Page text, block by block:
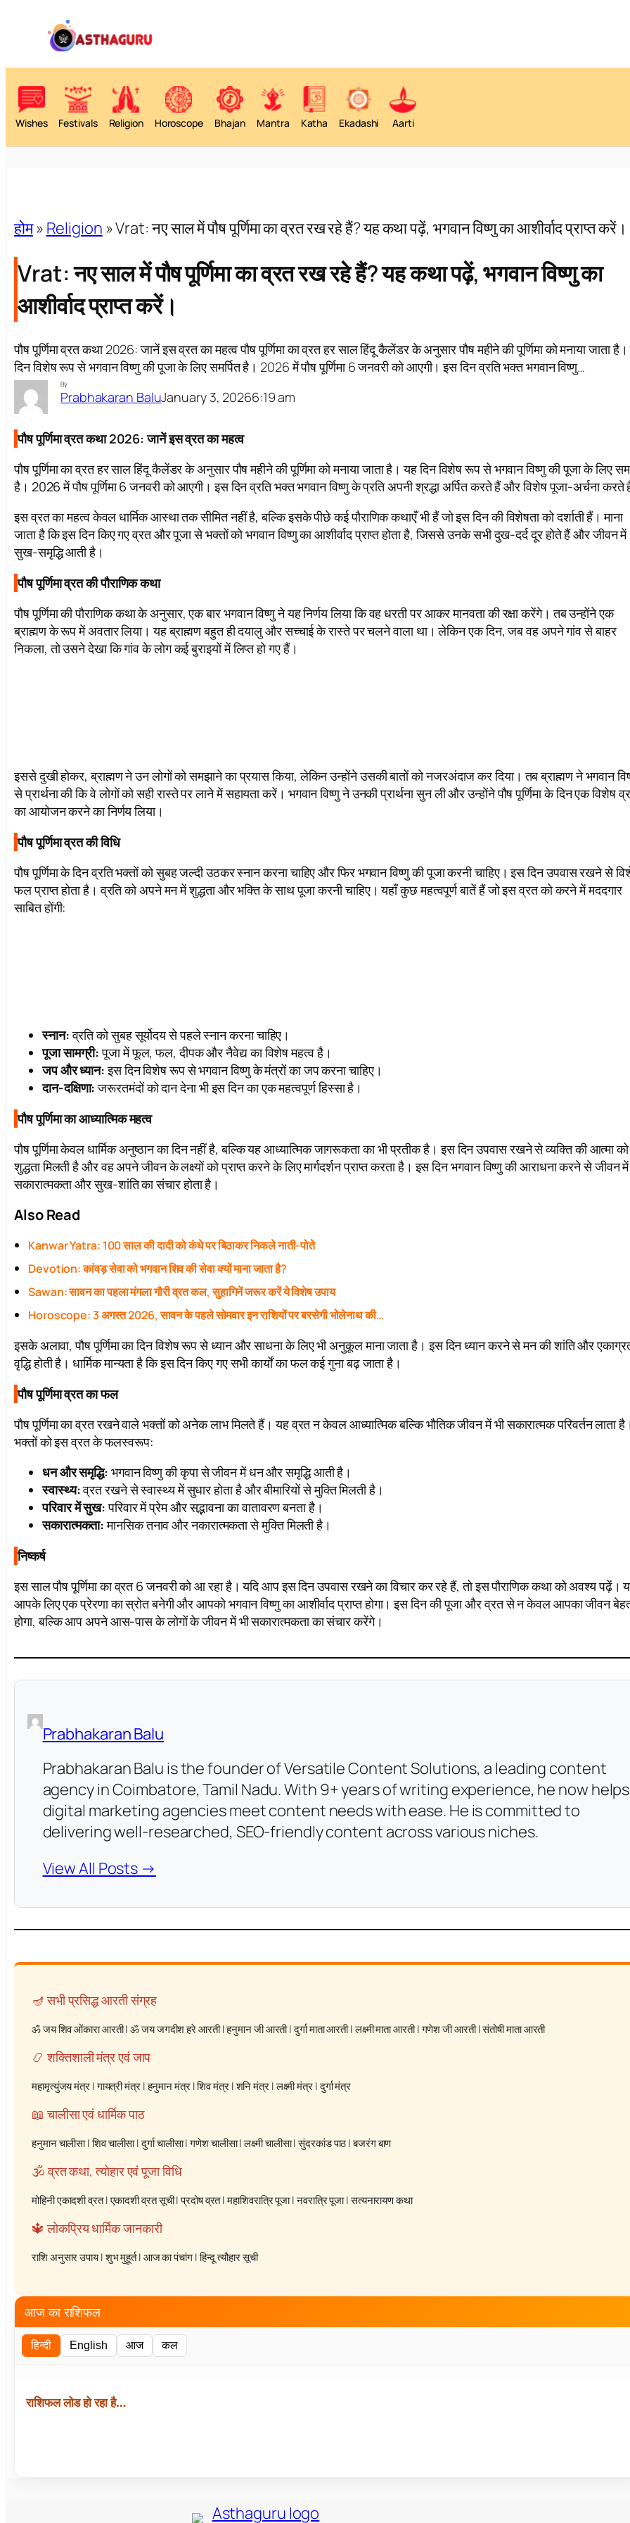
Wishes Festivals Religion Horoscope Bhajan Mantra Katha Ekadashi Aarti
होम» Religion »Vrat: नए साल में पौष पूर्णिमा का व्रत रख रहे हैं? यह कथा पढ़ें, भगवान विष्णु का आशीर्वाद प्राप्त करें।
Vrat: नए साल में पौष पूर्णिमा का व्रत रख रहे हैं? यह कथा पढ़ें, भगवान विष्णु का
आशीर्वाद प्राप्त करें।
पौष पूर्णिमा व्रत कथा 2026: जानें इस व्रत का महत्व पौष पूर्णिमा का व्रत हर साल हिंदू कैलेंडर के अनुसार पौष महीने की पूर्णिमा को मनाया जाता
दिन विशेष रूप से भगवान विष्णु की पूजा के लिए समर्पित है। 2026 में पौष पूर्णिमा 6 जनवरी को आएगी। इस दिन व्रति भक्त भगवान विष्णु…
By
Prabhakaran BaluJanuary 3, 20266:19 am
पौष पूर्णिमा व्रत कथा 2026: जानें इस व्रत का महत्व
पौष पूर्णिमा का व्रत हर साल हिंदू कैलेंडर के अनुसार पौष महीने की पूर्णिमा को मनाया जाता है। यह दिन विशेष रूप से भगवान विष्णु की पूजा के लिए
है। 2026 में पौष पूर्णिमा 6 जनवरी को आएगी। इस दिन व्रति भक्त भगवान विष्णु के प्रति अपनी श्रद्धा अर्पित करते हैं और विशेष पूजा-अर्चना करते
इस व्रत का महत्व केवल धार्मिक आस्था तक सीमित नहीं है, बल्कि इसके पीछे कई पौराणिक कथाएँ भी हैं जो इस दिन की विशेषता को दर्शाती हैं। माना
जाता है कि इस दिन किए गए व्रत और पूजा से भक्तों को भगवान विष्णु का आशीर्वाद प्राप्त होता है, जिससे उनके सभी दुख-दर्द दूर होते हैं और जीवन में
सुख-समृद्धि आती है।
पौष पूर्णिमा व्रत की पौराणिक कथा
पौष पूर्णिमा की पौराणिक कथा के अनुसार, एक बार भगवान विष्णु ने यह निर्णय लिया कि वह धरती पर आकर मानवता की रक्षा करेंगे। तब उन्होंने एक
ब्राह्मण के रूप में अवतार लिया। यह ब्राह्मण बहुत ही दयालु और सच्चाई के रास्ते पर चलने वाला था। लेकिन एक दिन, जब वह अपने गांव से बाहर
निकला, तो उसने देखा कि गांव के लोग कई बुराइयों में लिप्त हो गए हैं।
इससे दुखी होकर, ब्राह्मण ने उन लोगों को समझाने का प्रयास किया, लेकिन उन्होंने उसकी बातों को नजरअंदाज कर दिया। तब ब्राह्मण ने भगवान
से प्रार्थना की कि वे लोगों को सही रास्ते पर लाने में सहायता करें। भगवान विष्णु ने उनकी प्रार्थना सुन ली और उन्होंने पौष पूर्णिमा के दिन एक विशेष
का आयोजन करने का निर्णय लिया।
पौष पूर्णिमा व्रत की विधि
पौष पूर्णिमा के दिन व्रति भक्तों को सुबह जल्दी उठकर स्नान करना चाहिए और फिर भगवान विष्णु की पूजा करनी चाहिए। इस दिन उपवास रखने से
फल प्राप्त होता है। व्रति को अपने मन में शुद्धता और भक्ति के साथ पूजा करनी चाहिए। यहाँ कुछ महत्वपूर्ण बातें हैं जो इस व्रत को करने में मददगार
साबित होंगी:
स्नान:व्रति को सुबह सूर्योदय से पहले स्नान करना चाहिए।
पूजा सामग्री:पूजा में फूल, फल, दीपक और नैवेद्य का विशेष महत्व है।
जप और ध्यान:इस दिन विशेष रूप से भगवान विष्णु के मंत्रों का जप करना चाहिए।
दान-दक्षिणा:जरूरतमंदों को दान देना भी इस दिन का एक महत्वपूर्ण हिस्सा है।
पौष पूर्णिमा का आध्यात्मिक महत्व
पौष पूर्णिमा केवल धार्मिक अनुष्ठान का दिन नहीं है, बल्कि यह आध्यात्मिक जागरूकता का भी प्रतीक है। इस दिन उपवास रखने से व्यक्ति की आत्मा को
शुद्धता मिलती है और वह अपने जीवन के लक्ष्यों को प्राप्त करने के लिए मार्गदर्शन प्राप्त करता है। इस दिन भगवान विष्णु की आराधना करने से जीवन में
सकारात्मकता और सुख-शांति का संचार होता है।
Also Read
Kanwar Yatra: 100 साल की दादी को कंधे पर बिठाकर निकले नाती-पोते
Devotion: कांवड़ सेवा को भगवान शिव की सेवा क्यों माना जाता है?
Sawan: सावन का पहला मंगला गौरी व्रत कल, सुहागिनें जरूर करें ये विशेष उपाय
Horoscope: 3 अगस्त 2026, सावन के पहले सोमवार इन राशियों पर बरसेगी भोलेनाथ की…
इसके अलावा, पौष पूर्णिमा का दिन विशेष रूप से ध्यान और साधना के लिए भी अनुकूल माना जाता है। इस दिन ध्यान करने से मन की शांति और
वृद्धि होती है। धार्मिक मान्यता है कि इस दिन किए गए सभी कार्यों का फल कई गुना बढ़ जाता है।
पौष पूर्णिमा व्रत का फल
पौष पूर्णिमा का व्रत रखने वाले भक्तों को अनेक लाभ मिलते हैं। यह व्रत न केवल आध्यात्मिक बल्कि भौतिक जीवन में भी सकारात्मक परिवर्तन लाता है।
भक्तों को इस व्रत के फलस्वरूप:
धन और समृद्धि: भगवान विष्णु की कृपा से जीवन में धन और समृद्धि आती है।
स्वास्थ्य:व्रत रखने से स्वास्थ्य में सुधार होता है और बीमारियों से मुक्ति मिलती है।
परिवार में सुख:परिवार में प्रेम और सद्भावना का वातावरण बनता है।
सकारात्मकता:मानसिक तनाव और नकारात्मकता से मुक्ति मिलती है।
निष्कर्ष
इस साल पौष पूर्णिमा का व्रत 6 जनवरी को आ रहा है। यदि आप इस दिन उपवास रखने का विचार कर रहे हैं, तो इस पौराणिक कथा को अवश्य पढ़ें।
आपके लिए एक प्रेरणा का स्रोत बनेगी और आपको भगवान विष्णु का आशीर्वाद प्राप्त होगा। इस दिन की पूजा और व्रत से न केवल आपका जीवन
होगा, बल्कि आप अपने आस-पास के लोगों के जीवन में भी सकारात्मकता का संचार करेंगे।
Prabhakaran Balu
Prabhakaran Balu is the founder of Versatile Content Solutions, a leading content
agency in Coimbatore, Tamil Nadu. With 9+ years of writing experience, he now helps
digital marketing agencies meet content needs with ease. He is committed to
delivering well-researched, SEO-friendly content across various niches.
View All Posts →
🪔 सभी प्रसिद्ध आरती संग्रह
ॐ जय शिव ओंकारा आरती|ॐ जय जगदीश हरे आरती|हनुमान जी आरती|दुर्गा माता आरती|लक्ष्मी माता आरती|गणेश जी आरती|संतोषी माता आरती
📿 शक्तिशाली मंत्र एवं जाप
महामृत्युंजय मंत्र|गायत्री मंत्र|हनुमान मंत्र|शिव मंत्र|शनि मंत्र|लक्ष्मी मंत्र|दुर्गा मंत्र
📖 चालीसा एवं धार्मिक पाठ
हनुमान चालीसा|शिव चालीसा|दुर्गा चालीसा|गणेश चालीसा|लक्ष्मी चालीसा|सुंदरकांड पाठ|बजरंग बाण
🕉️ व्रत कथा, त्योहार एवं पूजा विधि
मोहिनी एकादशी व्रत|एकादशी व्रत सूची|प्रदोष व्रत|महाशिवरात्रि पूजा|नवरात्रि पूजा|सत्यनारायण कथा
🔱 लोकप्रिय धार्मिक जानकारी
राशि अनुसार उपाय|शुभ मुहूर्त|आज का पंचांग|हिन्दू त्यौहार सूची
आज का राशिफल
हिन्दी English आज कल
राशिफल लोड हो रहा है…